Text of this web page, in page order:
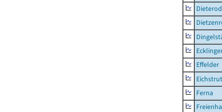
Effelder
Ferna